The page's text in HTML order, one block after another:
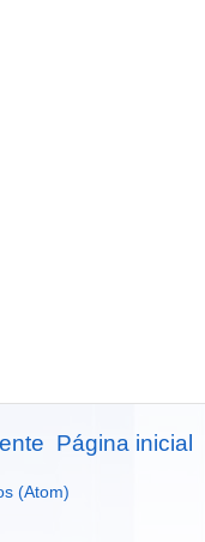
Página inicial
(Atom)